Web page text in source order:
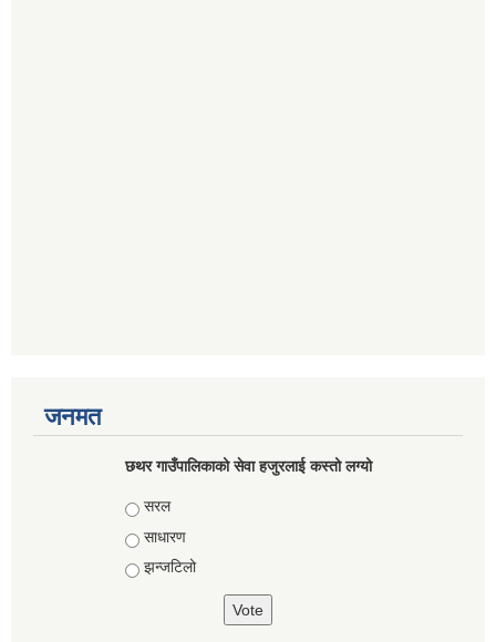
जनमत
छथर गाउँपालिकाको सेवा हजुरलाई कस्तो लग्यो
Choices
सरल
साधारण
झन्जटिलो